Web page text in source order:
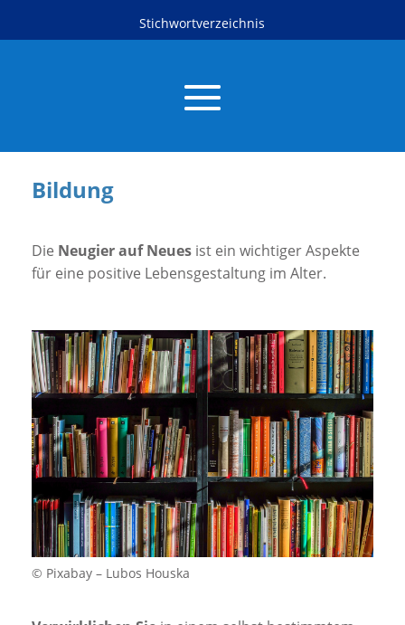
Stichwortverzeichnis
Bildung
Die Neugier auf Neues ist ein wichtiger Aspekte
für eine positive Lebensgestaltung im Alter.
© Pixabay – Lubos Houska